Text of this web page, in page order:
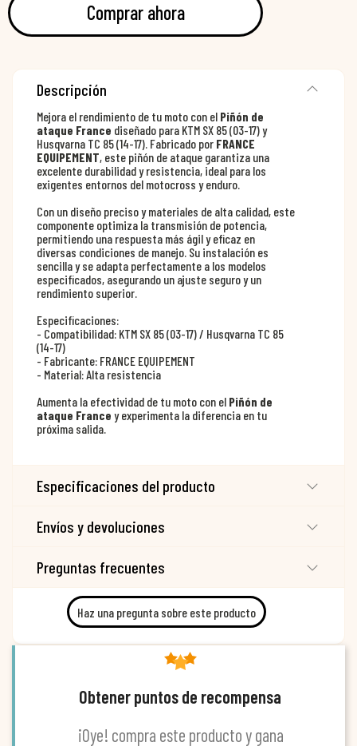
Comprar ahora
Descripción
Mejora el rendimiento de tu moto con el Piñón de
ataque France diseñado para KTM SX 85 (03-17) y
Husqvarna TC 85 (14-17). Fabricado por FRANCE
EQUIPEMENT, este piñón de ataque garantiza una
excelente durabilidad y resistencia, ideal para los
exigentes entornos del motocross y enduro.
Con un diseño preciso y materiales de alta calidad, este
componente optimiza la transmisión de potencia,
permitiendo una respuesta más ágil y eficaz en
diversas condiciones de manejo. Su instalación es
sencilla y se adapta perfectamente a los modelos
especificados, asegurando un ajuste seguro y un
rendimiento superior.
Especificaciones:
- Compatibilidad: KTM SX 85 (03-17) / Husqvarna TC 85
(14-17)
- Fabricante: FRANCE EQUIPEMENT
- Material: Alta resistencia
Aumenta la efectividad de tu moto con el Piñón de
ataque France y experimenta la diferencia en tu
próxima salida.
Especificaciones del producto
Envíos y devoluciones
Preguntas frecuentes
Haz una pregunta sobre este producto
Obtener puntos de recompensa
¡Oye! compra este producto y gana